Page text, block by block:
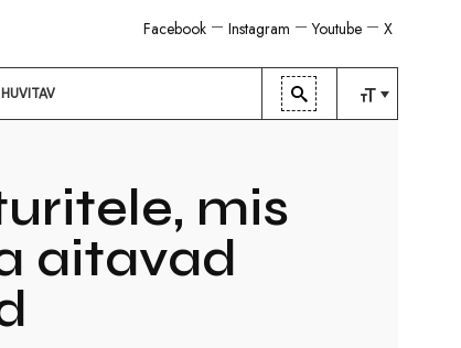
X
Youtube
Instagram
Facebook
HUVITAV
mis
aitavad